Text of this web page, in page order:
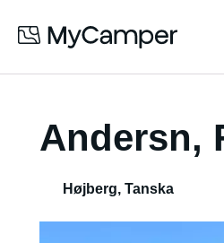
Andersn,
Højberg, Tanska